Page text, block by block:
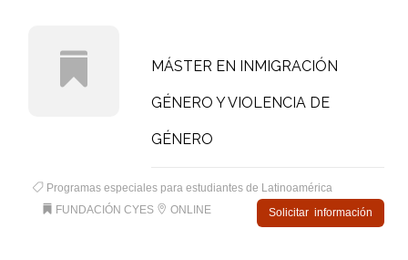
MÁSTER EN INMIGRACIÓN
GÉNERO Y VIOLENCIA DE
GÉNERO
Programas especiales para estudiantes de Latinoamérica
FUNDACIÓN CYES
ONLINE Solicitar información